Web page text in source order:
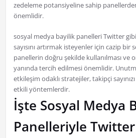
zedeleme potansiyeline sahip
önemlidir.
sosyal medya bayilik panelleri Twitter
sayısını artırmak isteyenler için cazip bir
panellerin doğru şekilde kullanılması ve
yanında tercih edilmesi önemlidir.
etkileşim odaklı stratejiler, takipçi
etkili yöntemlerdir.
İşte Sosyal Medya
Panelleriyle